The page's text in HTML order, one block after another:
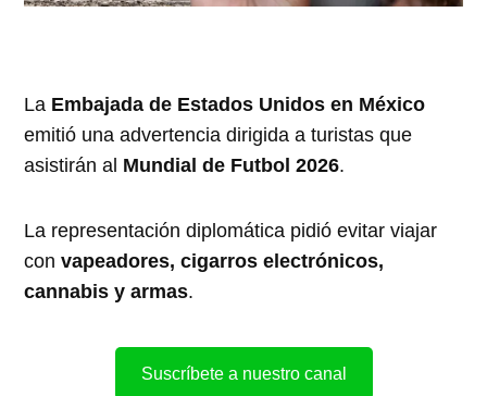
La Embajada de Estados Unidos en México
emitió una advertencia dirigida a turistas que
asistirán al Mundial de Futbol 2026.
La representación diplomática pidió evitar viajar
convapeadores, cigarros electrónicos,
cannabis y armas.
Suscríbete a nuestro canal